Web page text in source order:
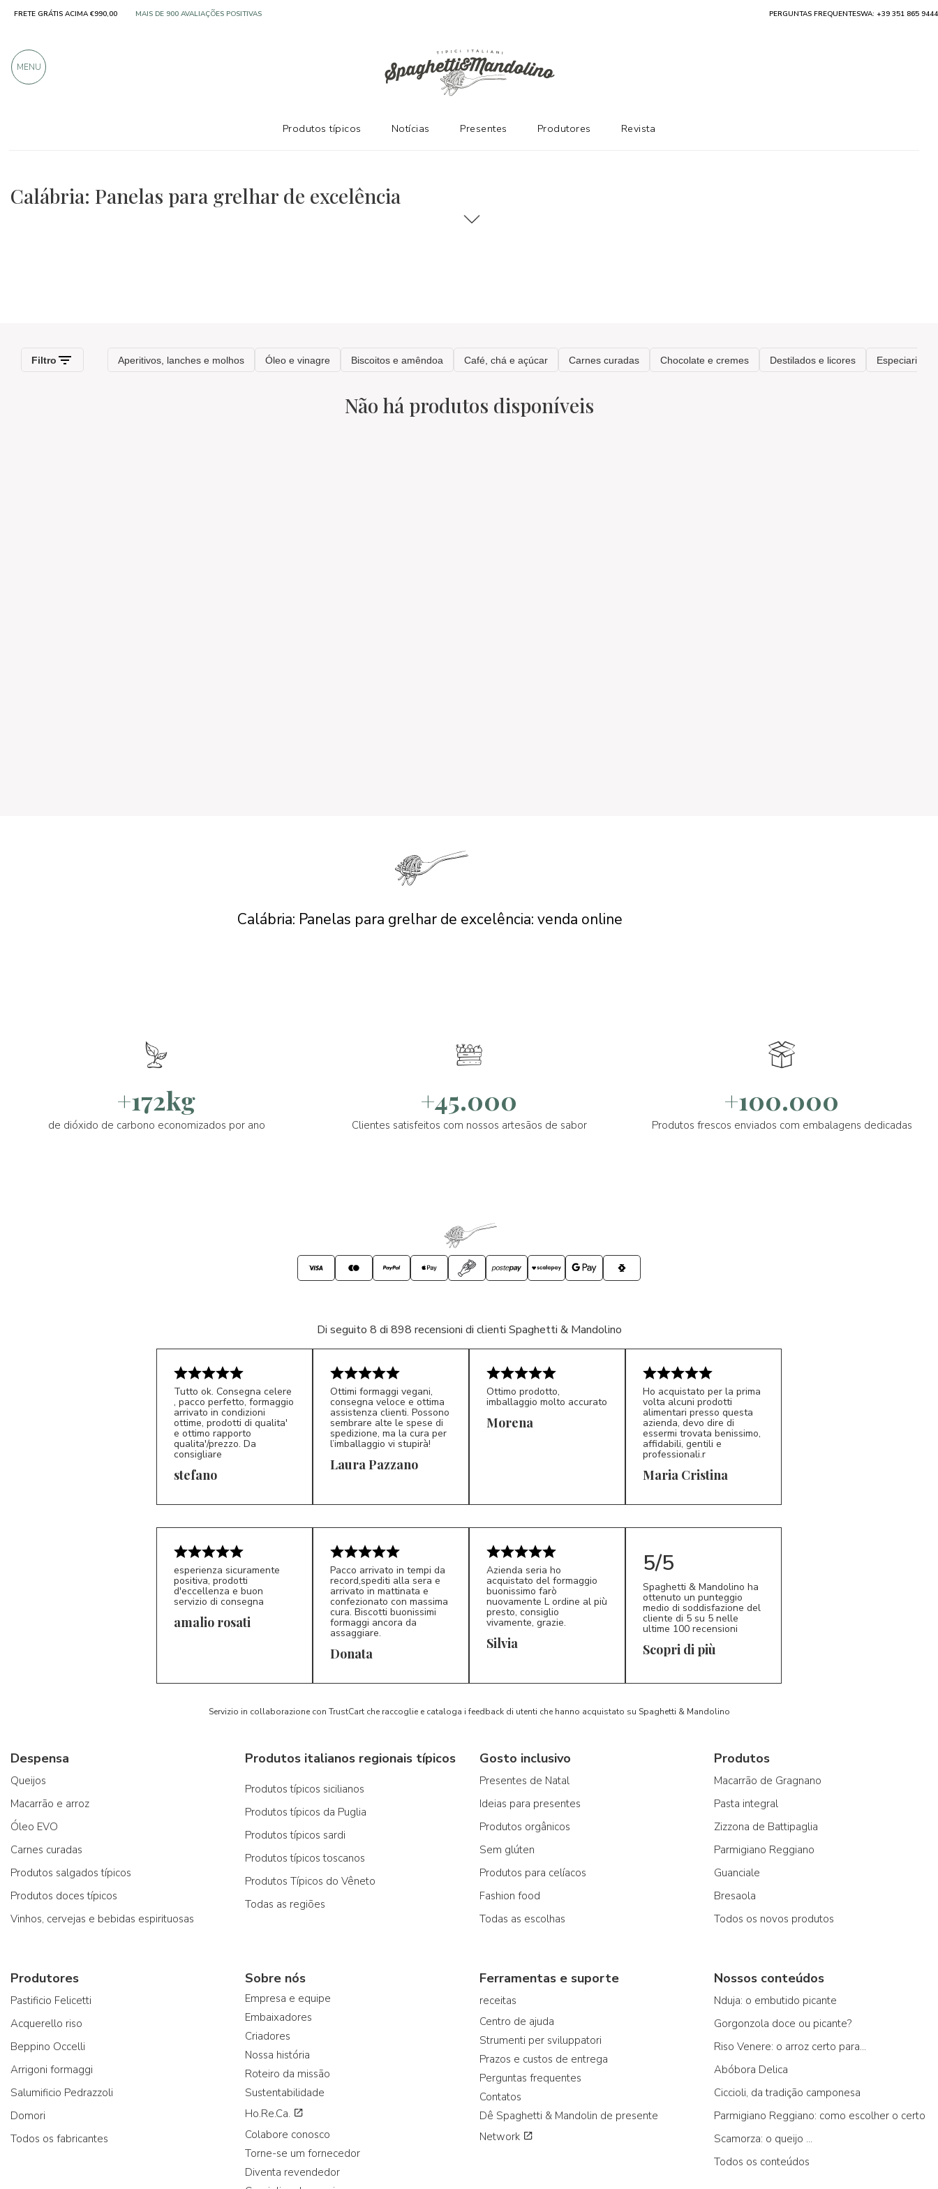
Calábria: Panelas para grelhar de excelência
Não há produtos disponíveis
Calábria: Panelas para grelhar de excelência: venda online
+172kg
de dióxido de carbono economizados por ano
+45.000
Clientes satisfeitos com nossos artesãos de sabor
+100.000
Produtos frescos enviados com embalagens dedicadas
Di seguito 8 di 898 recensioni di clienti Spaghetti & Mandolino
S*
Tutto ok. Consegna celere
, pacco perfetto, formaggio
arrivato in condizioni
ottime, prodotti di qualita'
e ottimo rapporto
qualita'/prezzo. Da
consigliare
stefano LP 5/5
Ottimi formaggi vegani,
consegna veloce e ottima
assistenza clienti. Possono
sembrare alte le spese di
spedizione, ma la cura per
l’imballaggio vi stupirà!
Laura Pazzano
Ottimo prodotto,
imballaggio molto accurato
Morena
MC 5/5
Ho acquistato per la prima
volta alcuni prodotti
alimentari presso questa
azienda, devo dire di
essermi trovata benissimo,
affidabili, gentili e
professionali.r
Maria Cristina
esperienza sicuramente
positiva, prodotti
d'eccellenza e buon
servizio di consegna
amalio rosati
D*
Pacco arrivato in tempi da
record,spediti alla sera e
arrivato in mattinata e
confezionato con massima
cura. Biscotti buonissimi
formaggi ancora da
assaggiare.
Donata S*
Azienda seria ho
acquistato del formaggio
buonissimo farò
nuovamente L ordine al più
presto, consiglio
vivamente, grazie.
Silvia
5/5
Spaghetti & Mandolino ha
ottenuto un punteggio
medio di soddisfazione del
cliente di 5 su 5 nelle
ultime 100 recensioni
Scopri di più
Servizio in collaborazione con TrustCart che raccoglie e cataloga i feedback di utenti che hanno acquistato su Spaghetti & Mandolino
Despensa
Queijos
Macarrão e arroz
Óleo EVO
Carnes curadas
Produtos salgados típicos
Produtos doces típicos
Vinhos, cervejas e bebidas espirituosas
Produtos italianos regionais típicos
Produtos típicos sicilianos
Produtos típicos da Puglia
Produtos típicos sardi
Produtos típicos toscanos
Produtos Típicos do Vêneto
Todas as regiões
Gosto inclusivo
Presentes de Natal
Ideias para presentes
Produtos orgânicos
Sem glúten
Produtos para celíacos
Fashion food
Todas as escolhas
Produtos
Macarrão de Gragnano
Pasta integral
Zizzona de Battipaglia
Parmigiano Reggiano
Guanciale
Bresaola
Todos os novos produtos
Produtores
Pastificio Felicetti
Acquerello riso
Beppino Occelli
Arrigoni formaggi
Salumificio Pedrazzoli
Domori
Todos os fabricantes
Sobre nós
Empresa e equipe
Embaixadores
Criadores
Nossa história
Roteiro da missão
Sustentabilidade
Ho.Re.Ca.
Colabore conosco
Torne-se um fornecedor
Diventa revendedor
Ferramentas e suporte
receitas
Centro de ajuda
Strumenti per sviluppatori
Prazos e custos de entrega
Perguntas frequentes
Contatos
Dê Spaghetti & Mandolin de presente
Network
Nossos conteúdos
Nduja: o embutido picante
Gorgonzola doce ou picante?
Riso Venere: o arroz certo para...
Abóbora Delica
Ciccioli, da tradição camponesa
Parmigiano Reggiano: como escolher o certo
Scamorza: o queijo ...
Todos os conteúdos
FRETE GRÁTIS ACIMA €990,00 MAIS DE 900 AVALIAÇÕES POSITIVAS PERGUNTAS FREQUENTESWA: +39 351 865 9444
MENU
Produtos típicos Notícias Presentes Produtores Revista